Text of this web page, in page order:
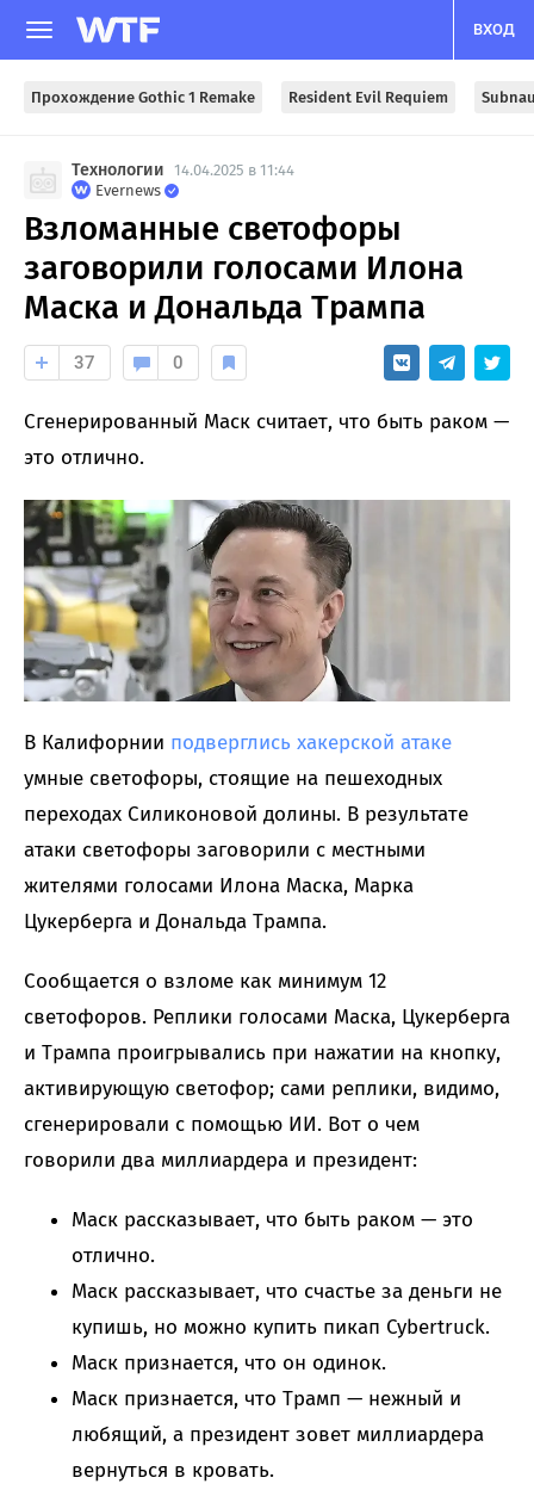
ВХОД
Прохождение Gothic 1 Remake Resident Evil Requiem
Технологии
14.04.2025 в 11:44
Evernews
Взломанные светофоры
заговорили голосами Илона
Маска и Дональда Трампа
37 0
Сгенерированный Маск считает, что быть раком —
это отлично.
В Калифорнии подверглись хакерской атаке
умные светофоры, стоящие на пешеходных
переходах Силиконовой долины. В результате
атаки светофоры заговорили с местными
жителями голосами Илона Маска, Марка
Цукерберга и Дональда Трампа.
Сообщается о взломе как минимум 12
светофоров. Реплики голосами Маска, Цукерберга
и Трампа проигрывались при нажатии на кнопку,
активирующую светофор; сами реплики, видимо,
сгенерировали с помощью ИИ. Вот о чем
говорили два миллиардера и президент:
Маск рассказывает, что быть раком — это
отлично.
Маск рассказывает, что счастье за деньги не
купишь, но можно купить пикап Cybertruck.
Маск признается, что он одинок.
Маск признается, что Трамп — нежный и
любящий, а президент зовет миллиардера
вернуться в кровать.